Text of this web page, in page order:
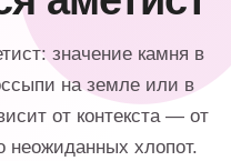
значение камня в
на земле или в
от контекста — от
неожиданных хлопот.